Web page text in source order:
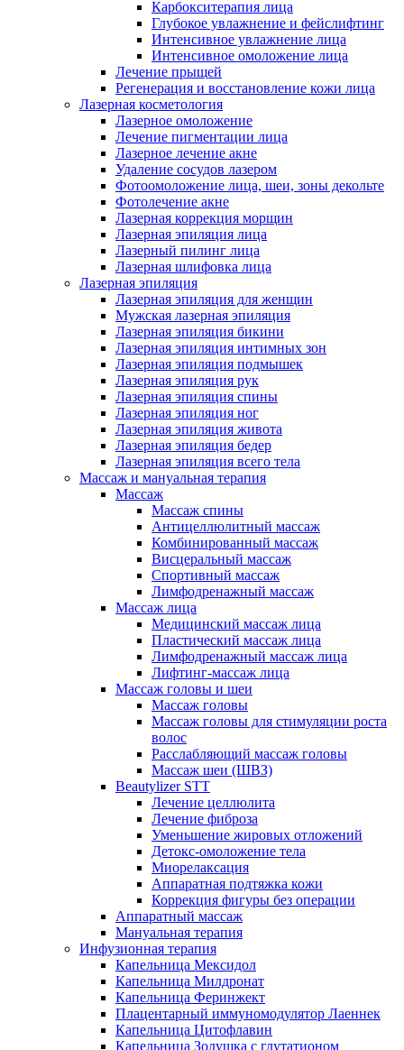
Карбокситерапия лица
Глубокое увлажнение и фейслифтинг
Интенсивное увлажнение лица
Интенсивное омоложение лица
Лечение прыщей
Регенерация и восстановление кожи лица
Лазерная косметология
Лазерное омоложение
Лечение пигментации лица
Лазерное лечение акне
Удаление сосудов лазером
Фотоомоложение лица, шеи, зоны декольте
Фотолечение акне
Лазерная коррекция морщин
Лазерная эпиляция лица
Лазерный пилинг лица
Лазерная шлифовка лица
Лазерная эпиляция
Лазерная эпиляция для женщин
Мужская лазерная эпиляция
Лазерная эпиляция бикини
Лазерная эпиляция интимных зон
Лазерная эпиляция подмышек
Лазерная эпиляция рук
Лазерная эпиляция спины
Лазерная эпиляция ног
Лазерная эпиляция живота
Лазерная эпиляция бедер
Лазерная эпиляция всего тела
Массаж и мануальная терапия
Массаж
Массаж спины
Антицеллюлитный массаж
Комбинированный массаж
Висцеральный массаж
Спортивный массаж
Лимфодренажный массаж
Массаж лица
Медицинский массаж лица
Пластический массаж лица
Лимфодренажный массаж лица
Лифтинг-массаж лица
Массаж головы и шеи
Массаж головы
Массаж головы для стимуляции роста
волос
Расслабляющий массаж головы
Массаж шеи (ШВЗ)
Beautylizer STT
Лечение целлюлита
Лечение фиброза
Уменьшение жировых отложений
Детокс-омоложение тела
Миорелаксация
Аппаратная подтяжка кожи
Коррекция фигуры без операции
Аппаратный массаж
Мануальная терапия
Инфузионная терапия
Капельница Мексидол
Капельница Милдронат
Капельница Феринжект
Плацентарный иммуномодулятор Лаеннек
Капельница Цитофлавин
Капельница Золушка с глутатионом